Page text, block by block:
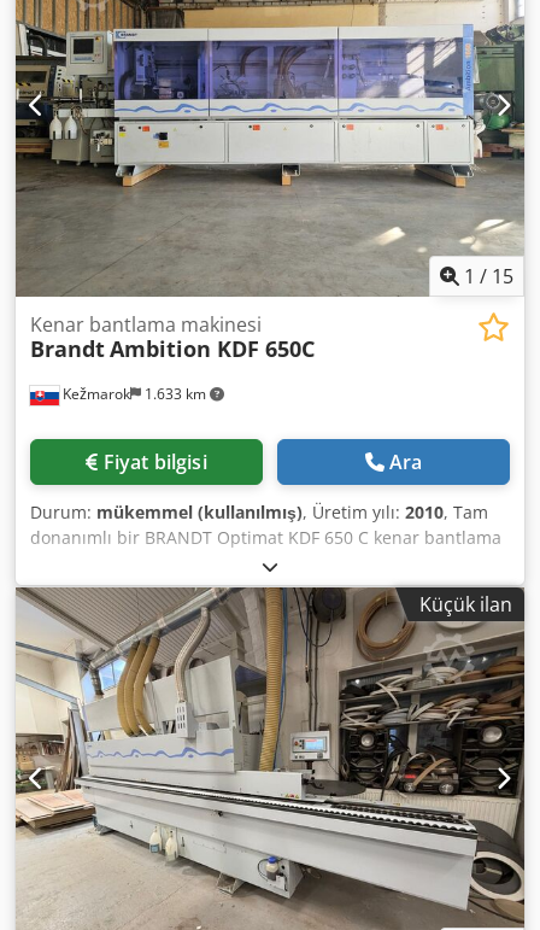
testereleri Yarıçap yönlendirme üst + alt manuel olarak
ayarlanabilir Yuvarlama ünitesi 2 motorlu manuel
ayarlanabilir Yarıçaplı sıyırıcı R2 pnömatik olarak
ayarlanabilir Yüzey kazıyıcı Parlatma fırçaları Kontrol
paneli Güç Kontrolü PC20+ Servo motor ile ayarlanabilir
çalışma yüksekliği Malzeme yüksekliği 8 - 50mm Kenar
malzemesi kalınlığı 0.4 - 8.0mm Besleme hızı 11m/dak.
Besleme diski dahil kombine uzunluk 5860mm Kombine
ağırlık 2660kg Çok iyi durumda, tamamen işlevsel!
1 / 15
Kežmarok 1.633 km
Kenar bantlama makinesi
BrandtAmbition KDF 650C
Fiyat bilgisi Ara
Durum: mükemmel (kullanılmış), Üretim yılı: 2010, Tam
donanımlı bir BRANDT Optimat KDF 650 C kenar bantlama
makinesi satıyorum, üretim yılı 2010: Yapılandırma: Giriş
çiti manuel olarak ayarlanabilir Kalıplama bağlantısı
manuel olarak ayarlanabilir EVA kenar bandı Kalıp basınç
bölgesi servo-motor ayarlanabilir Pnömatik olarak
ayarlanabilen çapraz kesim testereleri Yarıçap
yönlendirme üst + alt servomotor-ayarlanabilir Yuvarlama
ünitesi 2 motorlu manuel ayarlanabilir Dodpfxou E E D Do
Anuskr Yarıçaplı sıyırıcı R2 pnömatik olarak ayarlanabilir
Yüzey kazıyıcı Parlatma fırçaları Kontrol paneli Güç
Kontrolü PC20 Servo motor ile ayarlanabilir çalışma
yüksekliği Malzeme yüksekliği 8 - 60mm Kenar malzemesi
kalınlığı 0.4 - 12.0mm Besleme hızı 11/14m/dak. Besleme
diski dahil kombine uzunluk 5860mm Kombine ağırlık
2600kg 2. ek tutkal tankı dahildir Tam dokümantasyon ve
CE ile. Çok iyi durumda, tamamen işlevsel!
Küçük ilan